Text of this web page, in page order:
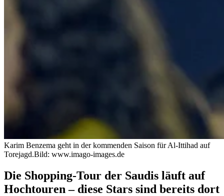
Karim Benzema geht in der kommenden Saison für Al-Ittihad auf
Torejagd.Bild: www.imago-images.de
Die Shopping-Tour der Saudis läuft auf
Hochtouren – diese Stars sind bereits dort